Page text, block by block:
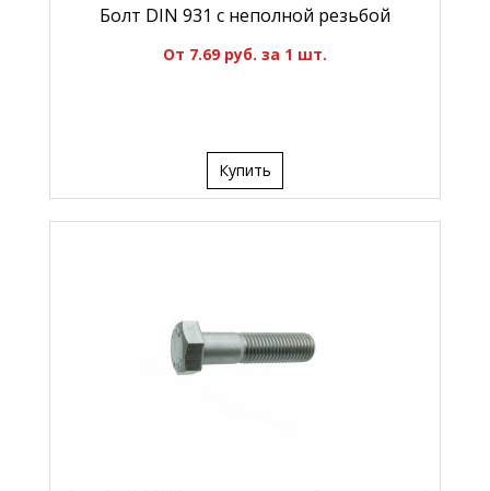
Болт DIN 931 с неполной резьбой
От 7.69 руб. за 1 шт.
Купить